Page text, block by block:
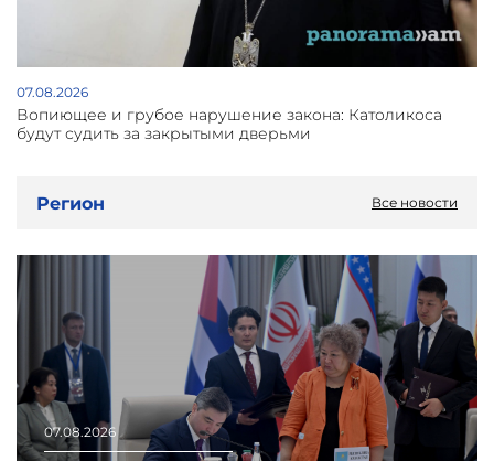
07.08.2026
Вопиющее и грубое нарушение закона: Католикоса
будут судить за закрытыми дверьми
Регион Все новости
07.08.2026